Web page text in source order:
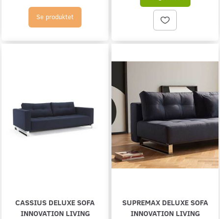
Se produktet
CASSIUS DELUXE SOFA
INNOVATION LIVING
SUPREMAX DELUXE SOFA
INNOVATION LIVING